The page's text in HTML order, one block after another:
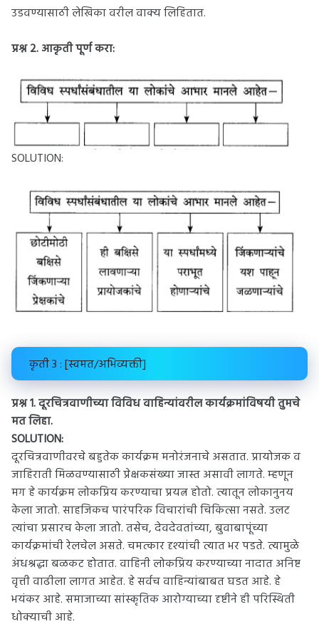
उडवण्यासाठी लेखिका वरील वाक्य लिहितात.
प्रश्न 2.आकृती पूर्ण करा:
SOLUTION:
कृती 3 : [स्वमत/अभिव्यक्ती]
प्रश्न 1.दूरचित्रवाणीच्या विविध वाहिन्यांवरील कार्यक्रमांविषयी तुमचे
मत लिहा.
SOLUTION:
दूरचित्रवाणीवरचे बहुतेक कार्यक्रम मनोरंजनाचे असतात. प्रायोजक व
जाहिराती मिळवण्यासाठी प्रेक्षकसंख्या जास्त असावी लागते. म्हणून
मग हे कार्यक्रम लोकप्रिय करण्याचा प्रयत्न होतो. त्यातून लोकानुनय
केला जातो. साहजिकच पारंपरिक विचारांची चिकित्सा नसते. उलट
त्यांचा प्रसारच केला जातो. तसेच, देवदेवतांच्या, बुवाबापूंच्या
कार्यक्रमांची रेलचेल असते. चमत्कार दृश्यांची त्यात भर पडते. त्यामुळे
अंधश्रद्धा बळकट होतात. वाहिनी लोकप्रिय करण्याच्या नादात अनिष्ट
वृत्ती वाढीला लागत आहेत. हे सर्वच वाहिन्यांबाबत घडत आहे. हे
भयंकर आहे. समाजाच्या सांस्कृतिक आरोग्याच्या दृष्टीने ही परिस्थिती
धोक्याची आहे.